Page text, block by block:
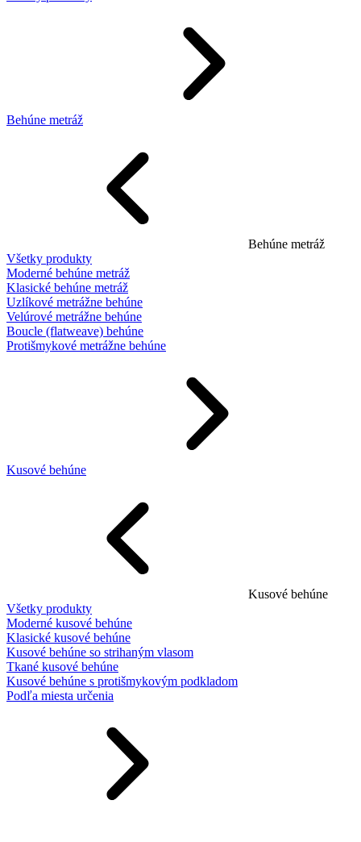
Behúne metráž
Behúne metráž
Všetky produkty
Moderné behúne metráž
Klasické behúne metráž
Uzlíkové metrážne behúne
Velúrové metrážne behúne
Boucle (flatweave) behúne
Protišmykové metrážne behúne
Kusové behúne
Kusové behúne
Všetky produkty
Moderné kusové behúne
Klasické kusové behúne
Kusové behúne so strihaným vlasom
Tkané kusové behúne
Kusové behúne s protišmykovým podkladom
Podľa miesta určenia